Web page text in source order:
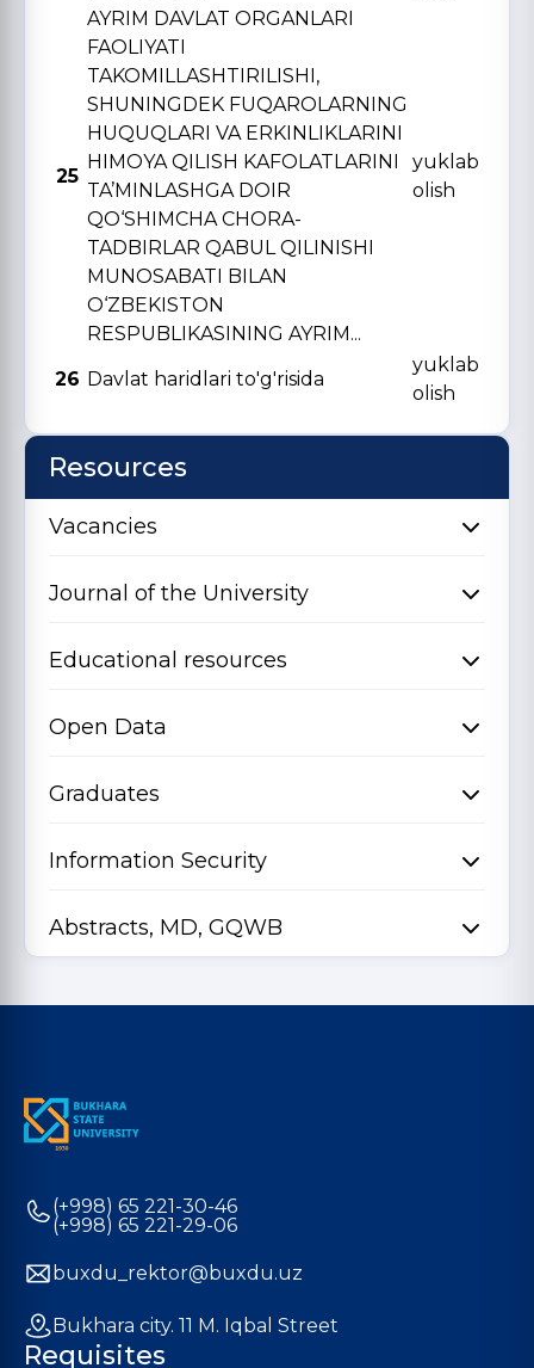
25
AYRIM DAVLAT ORGANLARI
FAOLIYATI
TAKOMILLASHTIRILISHI,
SHUNINGDЕK FUQAROLARNING
HUQUQLARI VA ERKINLIKLARINI
HIMOYA QILISH KAFOLATLARINI
TA’MINLASHGA DOIR
QO‘SHIMCHA CHORA-
TADBIRLAR QABUL QILINISHI
MUNOSABATI BILAN
O‘ZBЕKISTON
RЕSPUBLIKASINING AYRIM...
yuklab
olish
26 Davlat haridlari to'g'risida
yuklab
olish
Resources
Vacancies
Journal of the University
Educational resources
Open Data
Graduates
Information Security
Abstracts, MD, GQWB
(+998) 65 221-30-46
(+998) 65 221-29-06
buxdu_rektor@buxdu.uz
Bukhara city. 11 M. Iqbal Street
Requisites